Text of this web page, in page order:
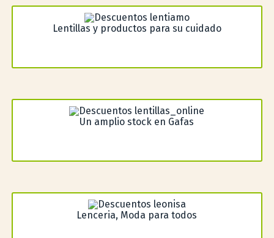
Lentillas y productos para su cuidado
Un amplio stock en Gafas
Lenceria, Moda para todos